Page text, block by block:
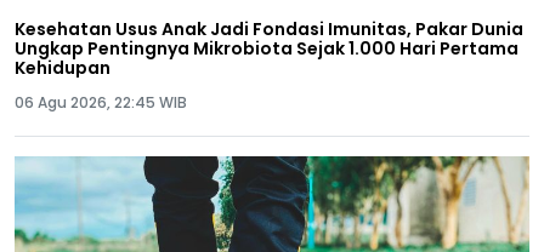
Kesehatan Usus Anak Jadi Fondasi Imunitas, Pakar Dunia
Ungkap Pentingnya Mikrobiota Sejak 1.000 Hari Pertama
Kehidupan
06 Agu 2026, 22:45 WIB